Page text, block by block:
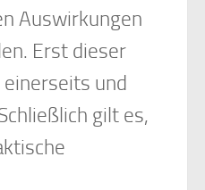
Auswirkungen
Erst dieser
und
gilt es,